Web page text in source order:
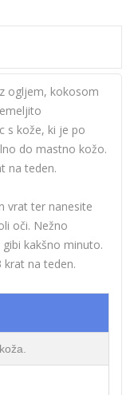
ogljem, kokosom
s kože, ki je po
do mastno kožo.
na teden.
vrat ter nanesite
oči. Nežno
kakšno minuto.
krat na teden.